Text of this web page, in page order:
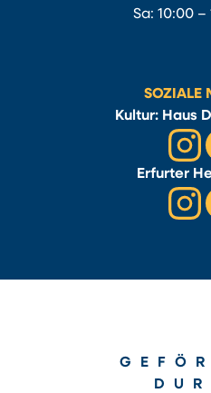
Sa: 10:00 –
SOZIALE
Kultur: Haus
Erfurter